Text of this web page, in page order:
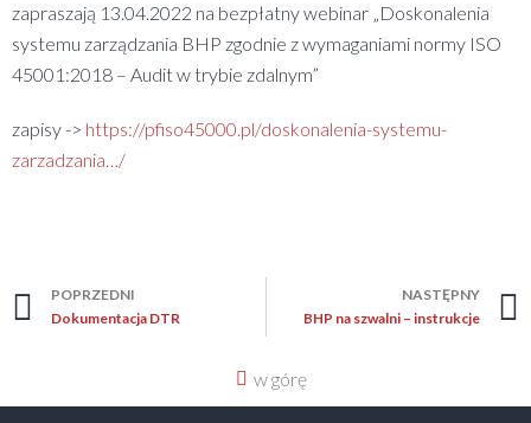
zapraszają 13.04.2022 na bezpłatny webinar „Doskonalenia
systemu zarządzania BHP zgodnie z wymaganiami normy ISO
45001:2018 – Audit w trybie zdalnym”
zapisy -> https://pfiso45000.pl/doskonalenia-systemu-
zarzadzania…/
POPRZEDNI
Dokumentacja DTR
NASTĘPNY
BHP na szwalni – instrukcje
w górę